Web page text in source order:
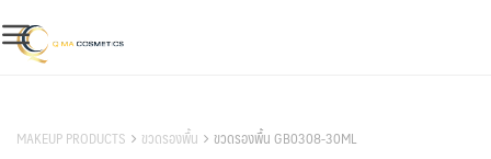
to
content
MAKEUP PRODUCTS ขวดรองพื้น ขวดรองพื้น GB0308-30ML